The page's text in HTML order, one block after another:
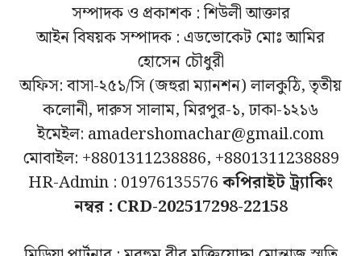
সম্পাদক ও প্রকাশক : শিউলী আক্তার
আইন বিষয়ক সম্পাদক : এডভোকেট মোঃ আমির
হোসেন চৌধুরী
অফিস: বাসা-২৫১/সি (জহুরা ম্যানশন) লালকুঠি, তৃতীয়
কলোনী, দারুস সালাম, মিরপুর-১, ঢাকা-১২১৬
ইমেইল: amadershomachar@gmail.com
মোবাইল: +8801311238886, +8801311238889
HR-Admin : 01976135576কপিরাইট ট্র্যাকিং
নম্বর : CRD-202517298-22158